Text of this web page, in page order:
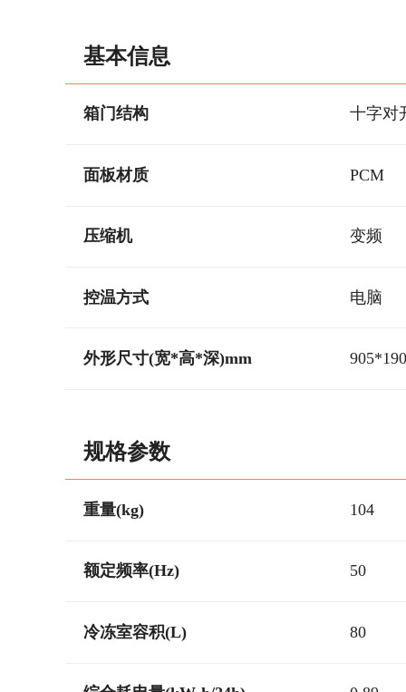
基本信息
箱门结构 十字对
面板材质 PCM
压缩机 变频
控温方式 电脑
外形尺寸(宽*高*深)mm
规格参数
重量(kg) 104
额定频率(Hz) 50
冷冻室容积(L) 80